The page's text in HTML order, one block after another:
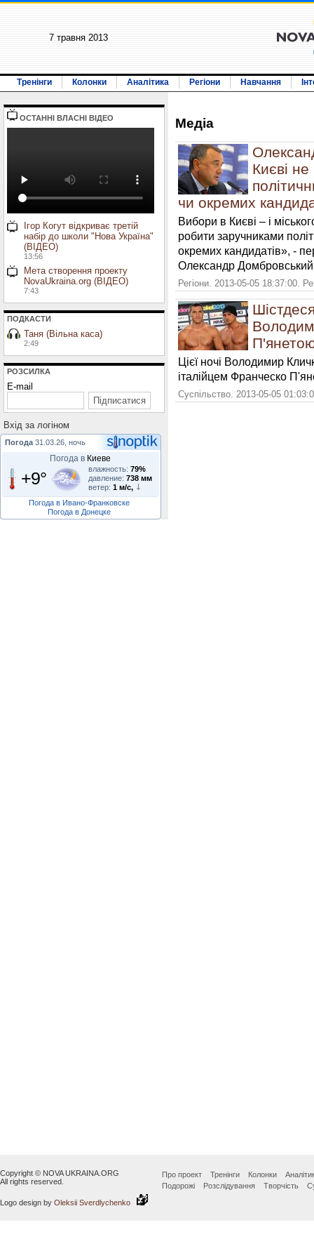
7 травня 2013
Тренінги Колонки Аналітика Регіони Навчання
ОСТАННI ВЛАСНI ВIДЕО
Ігор Когут відкриває третій
набір до школи "Нова Україна"
(ВІДЕО)
13:56
Мета створення проекту
NovaUkraina.org (ВІДЕО)
7:43
ПОДКАСТИ
Таня (Вільна каса)
2:49
РОЗСИЛКА
E-mail
Вхiд за логiном
Погода 31.03.26, ночь
Погода в Киеве
+9° влажность: 79%
давление: 738 мм
ветер: 1 м/с,
Погода в Ивано-Франковске
Погода в Донецке
Медiа
Києві
чи окремих
Вибори в Києві – і
робити заручниками
окремих кандидатів», -
Олександр
Регіони. 2013-05-05 18:37:00.
Цієї ночі Володимир
італійцем Франческо
Суспільство. 2013-05-05
Copyright © NOVA UKRAINA.ORG
All rights reserved.
Logo design by Oleksii Sverdlychenko
Про проект Тренінги Колонки
Подорожі
Розслідування Творчість